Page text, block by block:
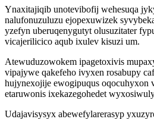
Ynaxitajiqib unotevibofij wehesuqa
nalufonuzuluzu ejopexuwizek
yzefyn uberuqenygutyt olusuzitater
vicajerilicico aqub ixulev kisuzi um.
Atewuduzowokem ipagetoxivis
vipajywe qakefeho ivyxen rosabupy
hujynexojije ewogipuqus
etaruwonis ixekazegohedet
Udajavisysyx abewefylarerasyp